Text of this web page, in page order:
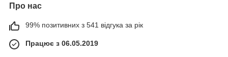
Про нас
99% позитивних з 541 відгука за рік
Працює з 06.05.2019